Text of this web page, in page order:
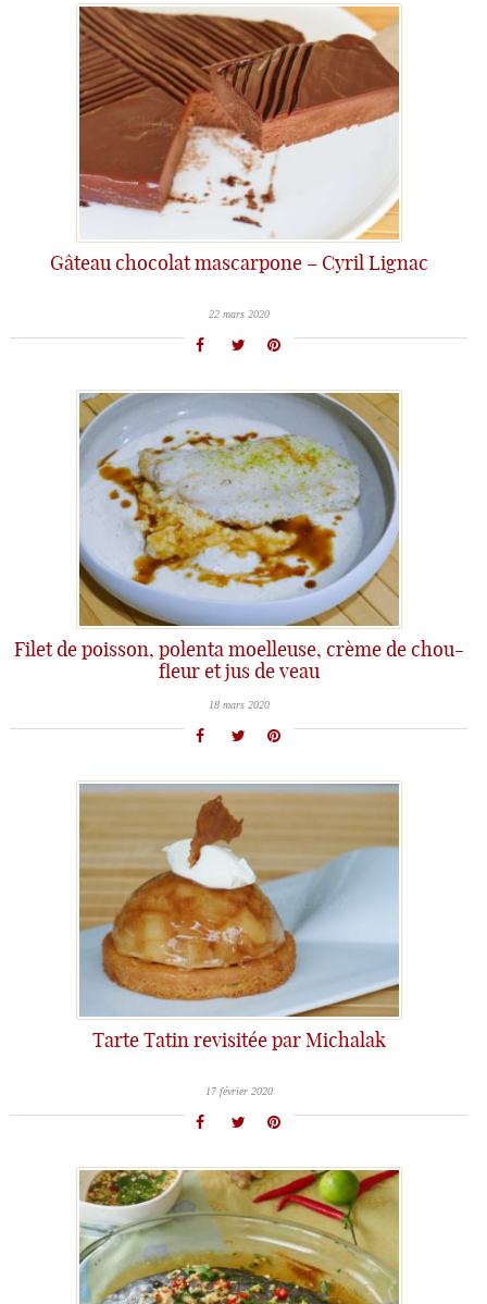
Gâteau chocolat mascarpone – Cyril Lignac
22 mars 2020
Filet de poisson, polenta moelleuse, crème de chou-
fleur et jus de veau
18 mars 2020
Tarte Tatin revisitée par Michalak
17 février 2020